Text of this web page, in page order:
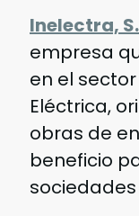
Inelectra,
empresa
en el
Eléctrica,
obras de
beneficio